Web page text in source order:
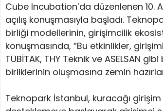
Cube Incubation’da düzenlenen 10.
açılış konuşmasıyla başladı.
birliği modellerinin, girişimcilik
konuşmasında, “Bu etkinlikler,
TÜBİTAK, THY Teknik ve ASELSAN
birliklerinin oluşmasına zemin
Teknopark İstanbul, kuracağı